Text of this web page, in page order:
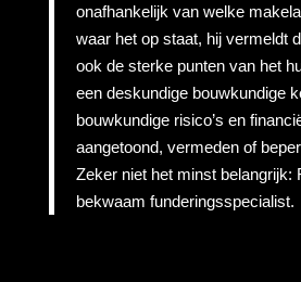
onafhankelijk van welke
waar het op staat, hij vermeldt
ook de sterke punten van het
een deskundige bouwkundige
bouwkundige risico’s en
aangetoond, vermeden of
Zeker niet het minst belangrijk:
bekwaam funderingsspecialist.